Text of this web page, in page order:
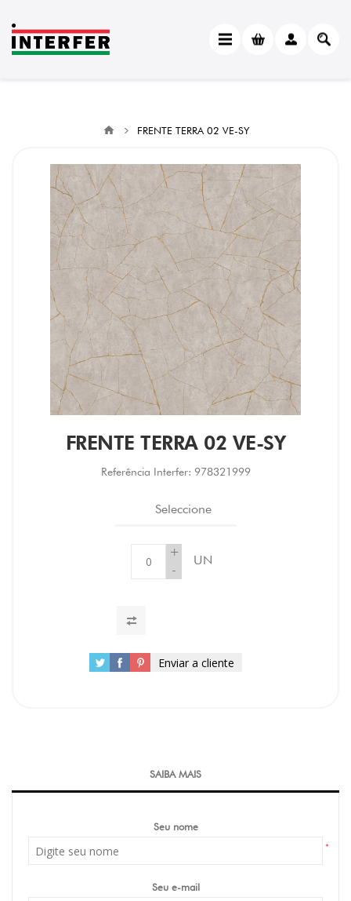
FRENTE TERRA 02 VE-SY
FRENTE TERRA 02 VE-SY
Referência Interfer: 978321999
Seleccione
+
-
UN
Enviar a cliente
SAIBA MAIS
Seu nome
*
Seu e-mail